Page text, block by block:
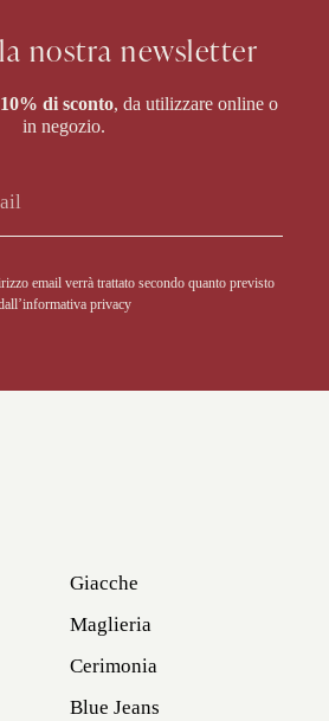
nostra newsletter
10% di sconto, da utilizzare online o
in negozio.
email verrà trattato secondo quanto previsto
informativa privacy
Giacche
Maglieria
Cerimonia
Blue Jeans